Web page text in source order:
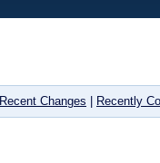
Recent Changes Recently